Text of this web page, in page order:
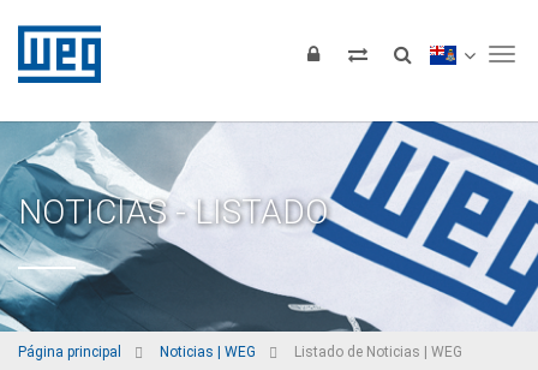
NOTICIAS - LISTADO
Página principal Noticias | WEG Listado de Noticias | WEG